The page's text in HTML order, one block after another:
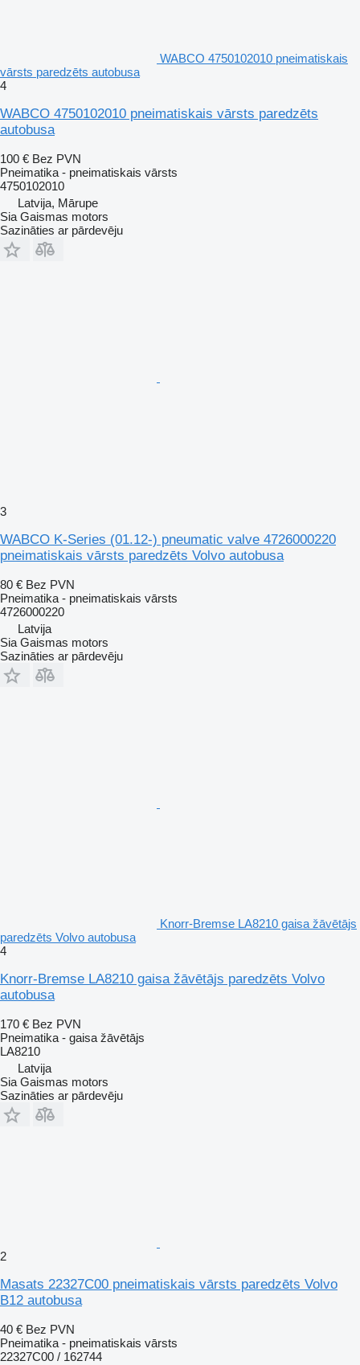
WABCO 4750102010 pneimatiskais
vārsts paredzēts autobusa
4
WABCO 4750102010 pneimatiskais vārsts paredzēts
autobusa
100 € Bez PVN
Pneimatika - pneimatiskais vārsts
4750102010
Latvija, Mārupe
Sia Gaismas motors
Sazināties ar pārdevēju
3
WABCO K-Series (01.12-) pneumatic valve 4726000220
pneimatiskais vārsts paredzēts Volvo autobusa
80 € Bez PVN
Pneimatika - pneimatiskais vārsts
4726000220
Latvija
Sia Gaismas motors
Sazināties ar pārdevēju
Knorr-Bremse LA8210 gaisa žāvētājs
paredzēts Volvo autobusa
4
Knorr-Bremse LA8210 gaisa žāvētājs paredzēts Volvo
autobusa
170 € Bez PVN
Pneimatika - gaisa žāvētājs
LA8210
Latvija
Sia Gaismas motors
Sazināties ar pārdevēju
2
Masats 22327C00 pneimatiskais vārsts paredzēts Volvo
B12 autobusa
40 € Bez PVN
Pneimatika - pneimatiskais vārsts
22327C00 / 162744